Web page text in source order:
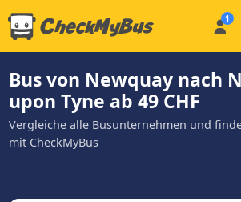
Bus von Newquay nach
upon Tyne ab 49 CHF
Vergleiche alle Busunternehmen und
mit CheckMyBus